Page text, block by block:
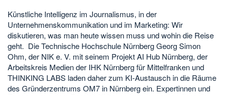
Künstliche Intelligenz im Journalismus, in der
Unternehmenskommunikation und im Marketing: Wir
diskutieren, was man heute wissen muss und wohin die Reise
geht. Die Technische Hochschule Nürnberg Georg Simon
Ohm, der NIK e. V. mit seinem Projekt AI Hub Nürnberg, der
Arbeitskreis Medien der IHK Nürnberg für Mittelfranken und
THINKING LABS laden daher zum KI-Austausch in die Räume
des Gründerzentrums OM7 in Nürnberg ein. Expertinnen und